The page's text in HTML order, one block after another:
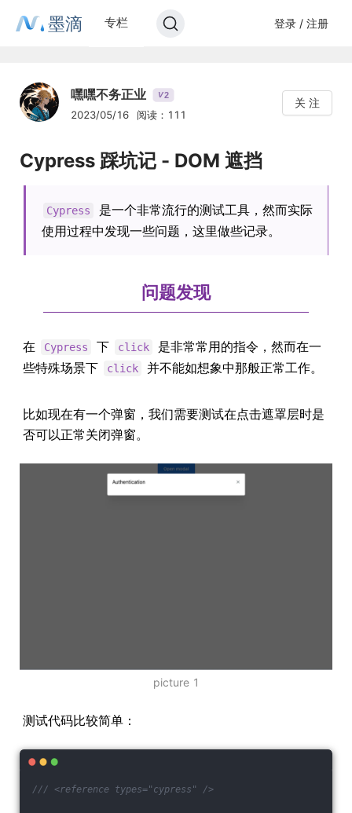
墨滴 专栏 登录 / 注册
嘿嘿不务正业 V2
2023/05/16 阅读：111
关 注
Cypress 踩坑记 - DOM 遮挡
Cypress
是一个非常流行的测试工具，然而实际
使用过程中发现一些问题，这里做些记录。
问题发现
在 Cypress 下 click
是非常常用的指令，然而在一
些特殊场景下
click 并不能如想象中那般正常工作。
比如现在有一个弹窗，我们需要测试在点击遮罩层时是
否可以正常关闭弹窗。
picture 1
测试代码比较简单：
/// <reference types="cypress" />